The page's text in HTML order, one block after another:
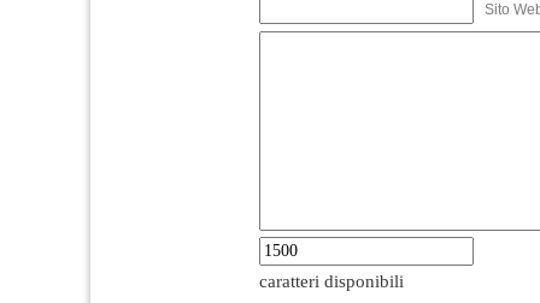
Sito
caratteri disponibili